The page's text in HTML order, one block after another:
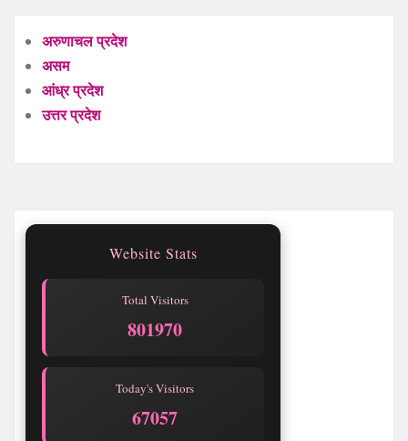
अरुणाचल प्रदेश
असम
आंध्र प्रदेश
उत्तर प्रदेश
Website Stats
Total Visitors
801970
Today's Visitors
67057